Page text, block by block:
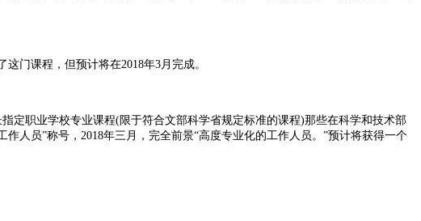
门课程，但预计将在2018年3月完成。
定职业学校专业课程(限于符合文部科学省规定标准的课程)那些在科学和技术部
人员”称号，2018年三月，完全前景“高度专业化的工作人员。”预计将获得一个